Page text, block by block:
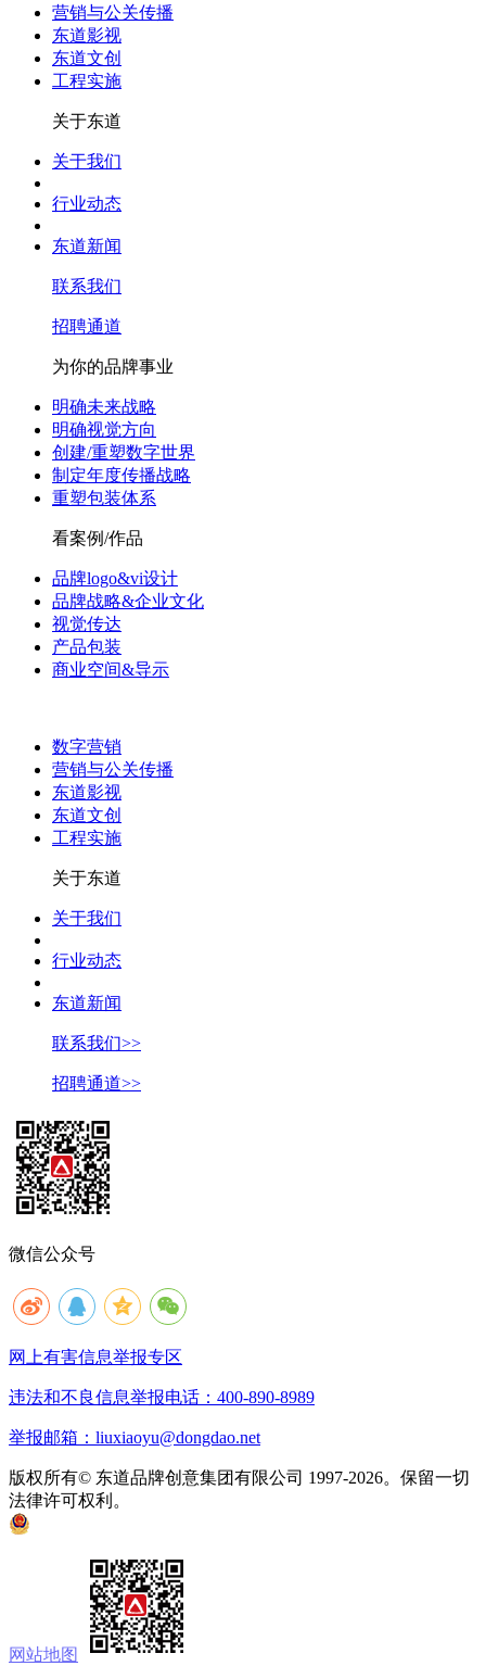
营销与公关传播
东道影视
东道文创
工程实施
关于东道
关于我们
行业动态
东道新闻
联系我们
招聘通道
为你的品牌事业
明确未来战略
明确视觉方向
创建/重塑数字世界
制定年度传播战略
重塑包装体系
看案例/作品
品牌logo&vi设计
品牌战略&企业文化
视觉传达
产品包装
商业空间&导示
数字营销
营销与公关传播
东道影视
东道文创
工程实施
关于东道
关于我们
行业动态
东道新闻
联系我们>>
招聘通道>>
微信公众号
网上有害信息举报专区
违法和不良信息举报电话：400-890-8989
举报邮箱：liuxiaoyu@dongdao.net
版权所有© 东道品牌创意集团有限公司 1997-2026。保留一切
法律许可权利。
网站地图